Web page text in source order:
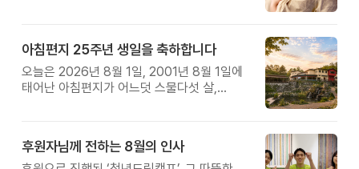
아침편지 25주년 생일을 축하합니다
오늘은 2026년 8월 1일, 2001년 8월 1일에
태어난 아침편지가 어느덧 스물다섯 살,
후원자님께 전하는 8월의 인사